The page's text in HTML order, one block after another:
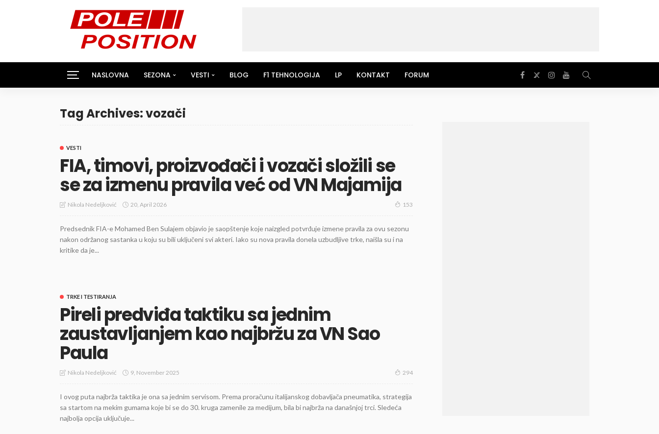
NASLOVNA SEZONA VESTI BLOG F1 TEHNOLOGIJA LP KONTAKT FORUM
Tag Archives: vozači
VESTI
FIA, timovi, proizvođači i vozači složili se
se za izmenu pravila već od VN Majamija
Nikola Nedeljković 20, April 2026 153
Predsednik FIA-e Mohamed Ben Sulajem objavio je saopštenje koje naizgled potvrđuje izmene pravila za ovu sezonu
nakon održanog sastanka u koju su bili uključeni svi akteri. Iako su nova pravila donela uzbudljive trke, naišla su i na
kritike da je...
TRKE I TESTIRANJA
Pireli predviđa taktiku sa jednim
zaustavljanjem kao najbržu za VN Sao
Paula
Nikola Nedeljković 9, November 2025 294
I ovog puta najbrža taktika je ona sa jednim servisom. Prema proračunu italijanskog dobavljača pneumatika, strategija
sa startom na mekim gumama koje bi se do 30. kruga zamenile za medijum, bila bi najbrža na današnjoj trci. Sledeća
najbolja opcija uključuje...